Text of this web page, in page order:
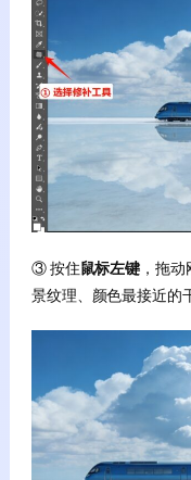
③ 按住鼠标左键 ，拖
景纹理、颜色最接近的